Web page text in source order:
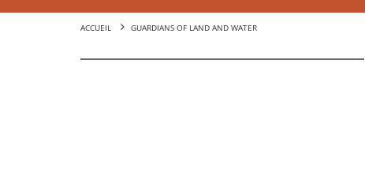
ACCUEIL GUARDIANS OF LAND AND WATER